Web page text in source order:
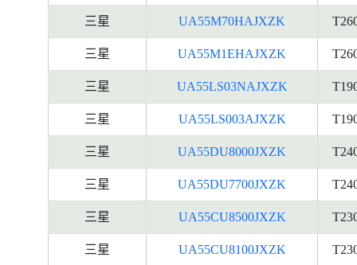
三星 UA55M70HAJXZK
三星 UA55M1EHAJXZK
三星 UA55LS03NAJXZK
三星 UA55LS003AJXZK
三星 UA55DU8000JXZK
三星 UA55DU7700JXZK
三星 UA55CU8500JXZK
三星 UA55CU8100JXZK